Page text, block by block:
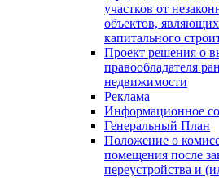
участков от
объектов,
капитального
Проект решения о
правообладателя
недвижимости
Реклама
Информационное
Генеральный План
Положение о
помещения после
переустройства и